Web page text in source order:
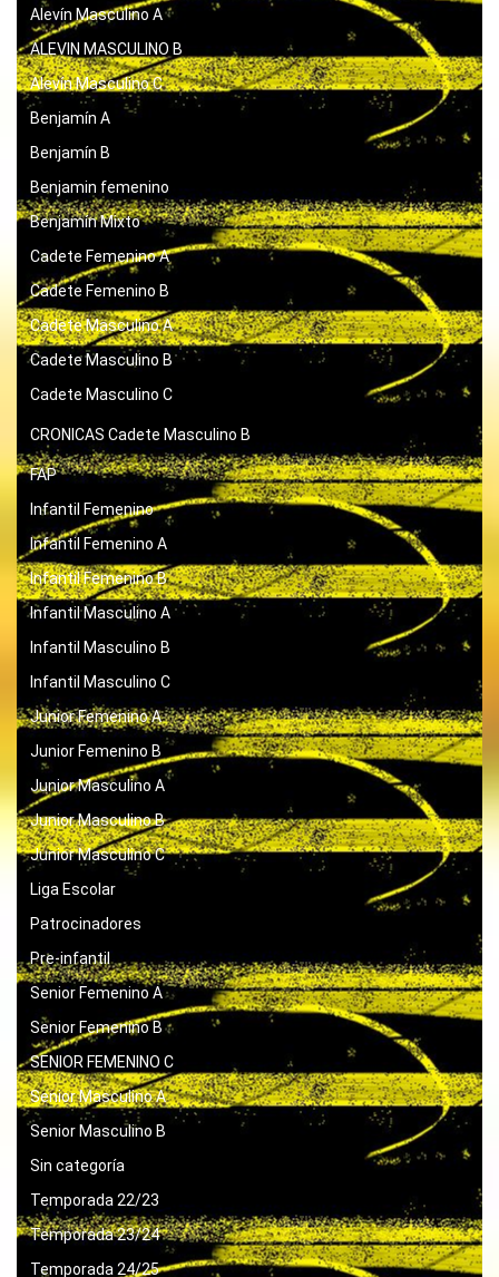
Alevín Masculino A
ALEVIN MASCULINO B
Alevín Masculino C
Benjamín A
Benjamín B
Benjamin femenino
Benjamín Mixto
Cadete Femenino A
Cadete Femenino B
Cadete Masculino A
Cadete Masculino B
Cadete Masculino C
CRONICAS Cadete Masculino B
FAP
Infantil Femenino
Infantil Femenino A
Infantil Femenino B
Infantil Masculino A
Infantil Masculino B
Infantil Masculino C
Junior Femenino A
Junior Femenino B
Junior Masculino A
Junior Masculino B
Junior Masculino C
Liga Escolar
Patrocinadores
Pre-infantil
Senior Femenino A
Senior Femenino B
SENIOR FEMENINO C
Senior Masculino A
Senior Masculino B
Sin categoría
Temporada 22/23
Temporada 23/24
Temporada 24/25